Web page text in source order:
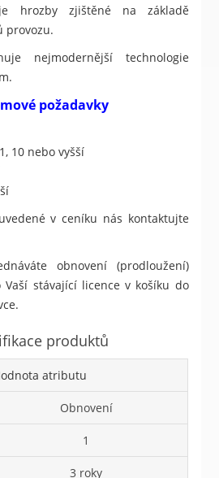
hrozby zjištěné na základě
provozu.
nejmodernější technologie
požadavky
10 nebo vyšší
v ceníku nás kontaktujte
obnovení (prodloužení)
Vaší stávající licence v košíku do
produktů
atributu
Obnovení
1
3 roky